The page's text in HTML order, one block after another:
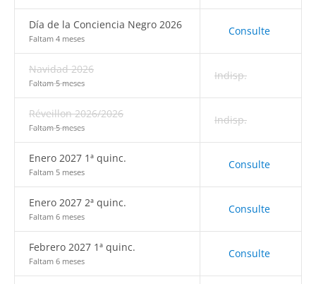
Día de la Conciencia Negro 2026
Faltam 4 meses
Consulte
Navidad 2026
Faltam 5 meses
Indisp.
Réveillon 2026/2026
Faltam 5 meses
Indisp.
Enero 2027 1ª quinc.
Faltam 5 meses
Consulte
Enero 2027 2ª quinc.
Faltam 6 meses
Consulte
Febrero 2027 1ª quinc.
Faltam 6 meses
Consulte